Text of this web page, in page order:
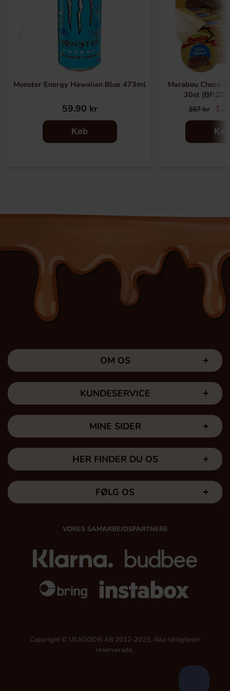
Monster Energy Hawaiian Blue 473ml
59.90 kr
Køb
Marabou Choco
30st
267 kr
Køb
OM OS
KUNDESERVICE
MINE SIDER
HER FINDER DU OS
FØLG OS
VORES SAMARBEJDSPARTNERE
Copyright © USAGODIS AB 2012-2025, Alla rättigheter
reserverade.